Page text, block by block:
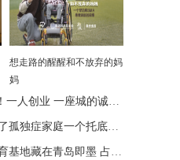
想走路的醒醒和不放弃的妈
妈
从想法到落地 只用1天！一人创业 一座城的诚意 青岛让“一人公司”跑出加速度
一年少花30万！青岛给了孤独症家庭一个托底的答案
中国最大的拉布拉多繁育基地藏在青岛即墨 占地75亩年入七位数